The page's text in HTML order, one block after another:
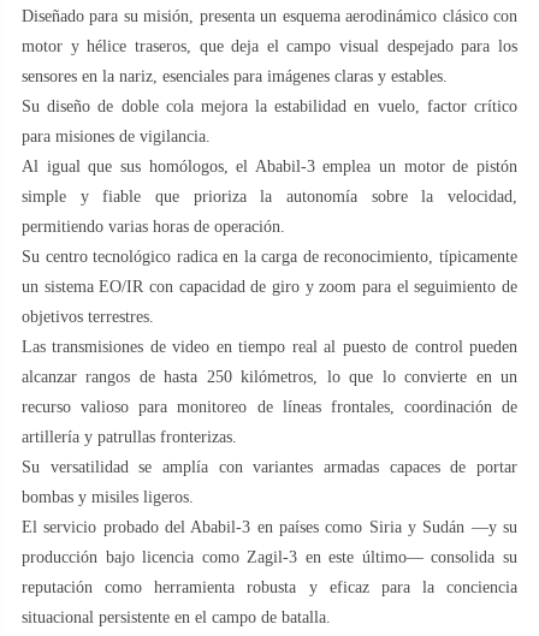
Diseñado para su misión, presenta un esquema aerodinámico clásico con
motor y hélice traseros, que deja el campo visual despejado para los
sensores en la nariz, esenciales para imágenes claras y estables.
Su diseño de doble cola mejora la estabilidad en vuelo, factor crítico
para misiones de vigilancia.
Al igual que sus homólogos, el Ababil-3 emplea un motor de pistón
simple y fiable que prioriza la autonomía sobre la velocidad,
permitiendo varias horas de operación.
Su centro tecnológico radica en la carga de reconocimiento, típicamente
un sistema EO/IR con capacidad de giro y zoom para el seguimiento de
objetivos terrestres.
Las transmisiones de video en tiempo real al puesto de control pueden
alcanzar rangos de hasta 250 kilómetros, lo que lo convierte en un
recurso valioso para monitoreo de líneas frontales, coordinación de
artillería y patrullas fronterizas.
Su versatilidad se amplía con variantes armadas capaces de portar
bombas y misiles ligeros.
El servicio probado del Ababil-3 en países como Siria y Sudán —y su
producción bajo licencia como Zagil-3 en este último— consolida su
reputación como herramienta robusta y eficaz para la conciencia
situacional persistente en el campo de batalla.